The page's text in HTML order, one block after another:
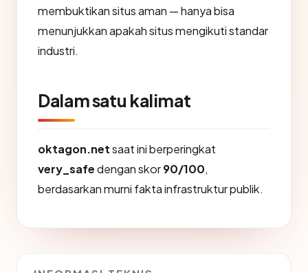
membuktikan situs aman — hanya bisa
menunjukkan apakah situs mengikuti standar
industri.
Dalam satu kalimat
oktagon.netsaat ini berperingkat
very_safedengan skor90/100,
berdasarkan murni fakta infrastruktur publik.